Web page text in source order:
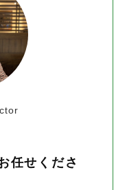
任せくださ